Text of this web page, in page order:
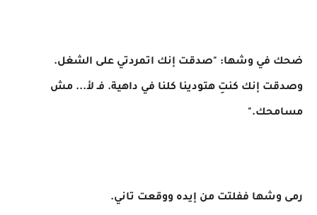
ضحك في وشها: "صدقت إنك اتمردتي على الشغل.
وصدقت إنك كنتِ هتودينا كلنا في داهية. فـ لأ... مش
مسامحك."
رمى وشها ففلتت من إيده ووقعت تاني.